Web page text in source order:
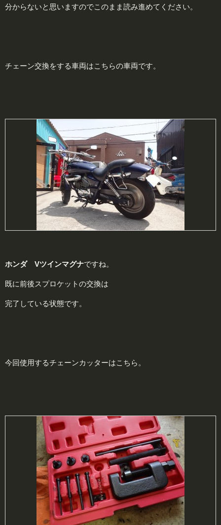
分からないと思いますのでこのまま読み進めてください。
チェーン交換をする車両はこちらの車両です。
ホンダ Vツインマグナですね。
既に前後スプロケットの交換は
完了している状態です。
今回使用するチェーンカッターはこちら。